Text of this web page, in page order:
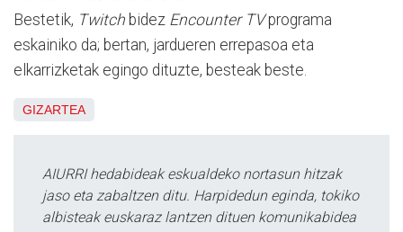
Bestetik, Twitch bidez Encounter TVprograma
eskainiko da; bertan, jardueren errepasoa eta
elkarrizketak egingo dituzte, besteak beste.
GIZARTEA
AIURRI hedabideak eskualdeko nortasun hitzak
jaso eta zabaltzen ditu. Harpidedun eginda, tokiko
albisteak euskaraz lantzen dituen komunikabidea